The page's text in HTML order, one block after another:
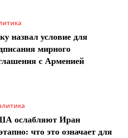
назвал условие для
мирного
с Арменией
ослабляют Иран
что это означает для